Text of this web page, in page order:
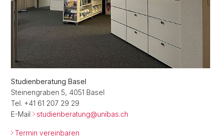
Studienberatung Basel
Steinengraben 5, 4051 Basel
Tel. +41 61 207 29 29
E-Mail
studienberatung@unibas.ch
Termin vereinbaren